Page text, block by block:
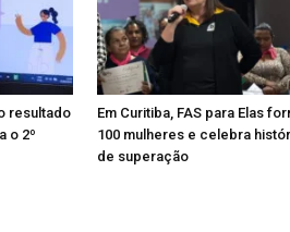
resultado
o 2º
Em Curitiba, FAS para Elas
100 mulheres e celebra
de superação